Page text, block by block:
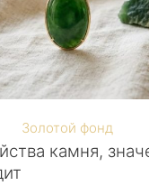
Золотой фонд
камня,